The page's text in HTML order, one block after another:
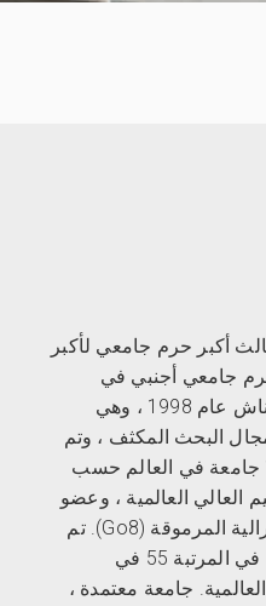
أكبر حرم جامعي لأكبر
جامعي أجنبي في
ماليزيا. تأسست جامعة موناش عام 1998 ، وهي
البحث المكثف ، وتم
تصنيفها من بين أفضل 100 جامعة في العالم حسب
العالي العالمية ، وعضو
في مجموعة الثمانية الأسترالية المرموقة (Go8). تم
تصنيف جامعة موناش أيضًا في المرتبة 55 في
تصنيفات جامعة QS 2021 العالمية. جامعة معتمدة ،